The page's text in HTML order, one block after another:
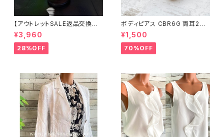
【アウトレットSALE返品交換不
可8/20まで】つば広サマーハッ
ト・通気性・軽量 ワイヤー入りハ
ット ボーダー＆BIGリボン・女優
帽 UV/紫外線対策 レディースハ
¥3,960
28%OFF
ボディピアス CBR6G 両耳2個
セット 1ボール ネジ式 簡単脱着
サージカルステンレス NY直輸
入
¥1,500
70%OFF